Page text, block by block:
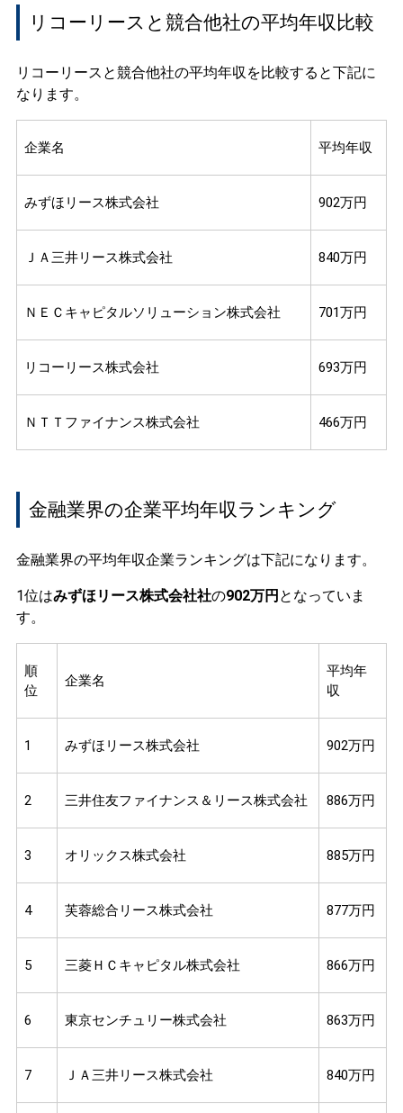
リコーリースと競合他社の平均年収比較
リコーリースと競合他社の平均年収を比較すると下記に
なります。
企業名 平均年収
みずほリース株式会社 902万円
ＪＡ三井リース株式会社 840万円
ＮＥＣキャピタルソリューション株式会社 701万円
リコーリース株式会社 693万円
ＮＴＴファイナンス株式会社 466万円
金融業界の企業平均年収ランキング
金融業界の平均年収企業ランキングは下記になります。
1位はみずほリース株式会社社の902万円 となっていま
す。
順
位
企業名
平均年
収
1 みずほリース株式会社 902万円
2 三井住友ファイナンス＆リース株式会社 886万円
3 オリックス株式会社 885万円
4 芙蓉総合リース株式会社 877万円
5 三菱ＨＣキャピタル株式会社 866万円
6 東京センチュリー株式会社 863万円
7 ＪＡ三井リース株式会社 840万円